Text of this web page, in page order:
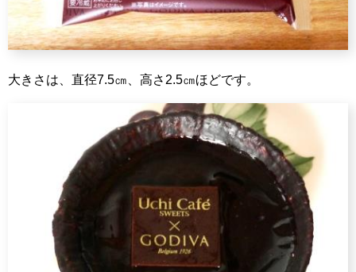
大きさは、直径7.5㎝、高さ2.5㎝ほどです。